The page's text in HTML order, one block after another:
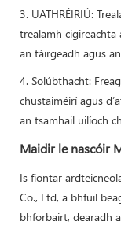
3. UATHRÉIRIÚ:
trealamh
an táirgeadh agus
4. Solúbthacht:
chustaiméirí agus
an tsamhail uilíoch
Maidir le nascóir
Is fiontar
Co., Ltd, a bhfuil
bhforbairt, dearadh